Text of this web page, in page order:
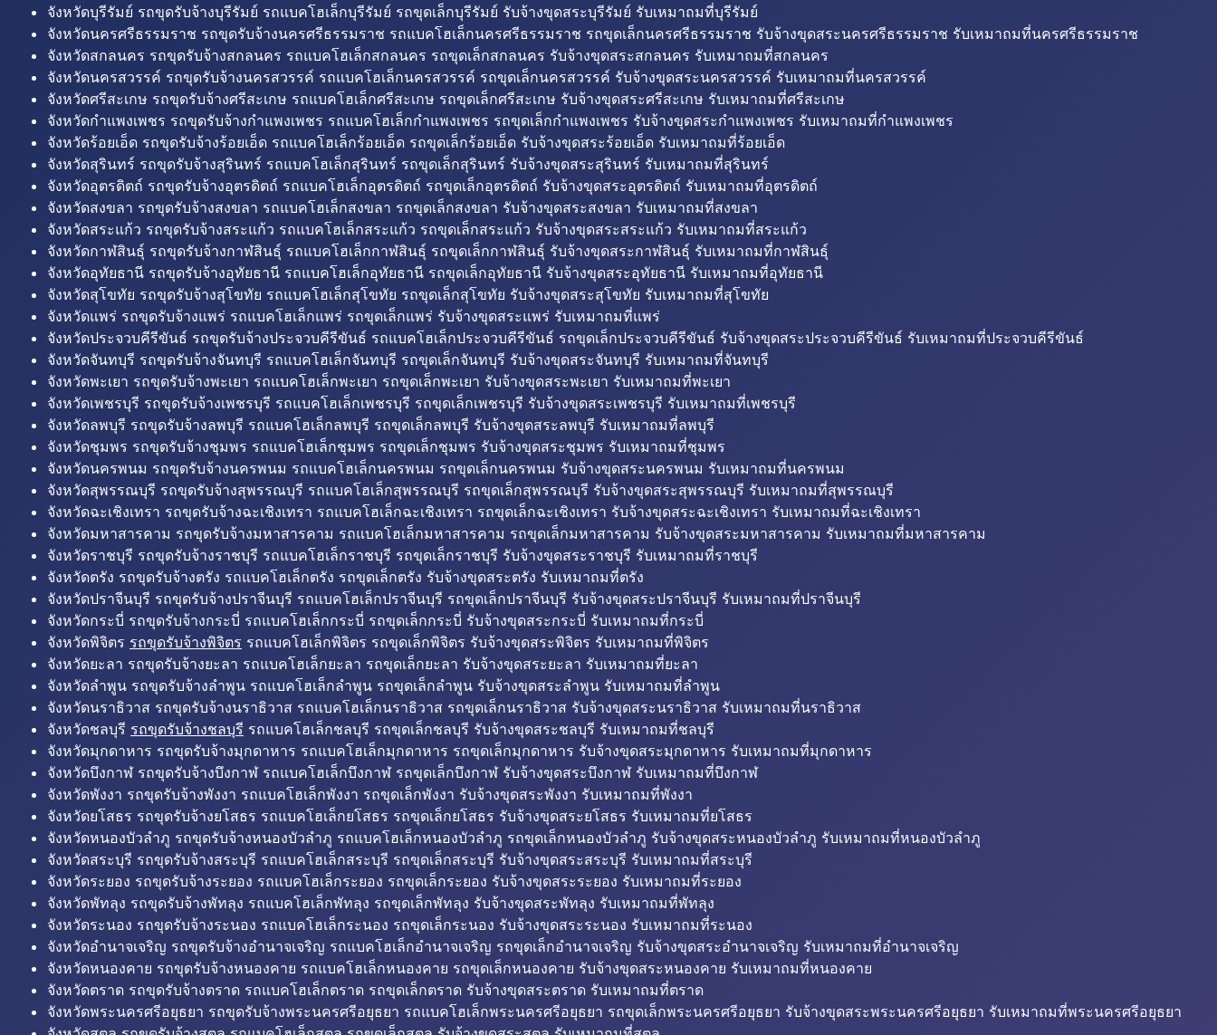
จังหวัดบุรีรัมย์ รถขุดรับจ้างบุรีรัมย์ รถแบคโฮเล็กบุรีรัมย์ รถขุดเล็กบุรีรัมย์ รับจ้างขุดสระบุรีรัมย์ รับเหมาถมที่บุรีรัมย์
จังหวัดนครศรีธรรมราช รถขุดรับจ้างนครศรีธรรมราช รถแบคโฮเล็กนครศรีธรรมราช รถขุดเล็กนครศรีธรรมราช รับจ้างขุดสระนครศรีธรรมราช รับเหมาถมที่นครศรีธรรมราช
จังหวัดสกลนคร รถขุดรับจ้างสกลนคร รถแบคโฮเล็กสกลนคร รถขุดเล็กสกลนคร รับจ้างขุดสระสกลนคร รับเหมาถมที่สกลนคร
จังหวัดนครสวรรค์ รถขุดรับจ้างนครสวรรค์ รถแบคโฮเล็กนครสวรรค์ รถขุดเล็กนครสวรรค์ รับจ้างขุดสระนครสวรรค์ รับเหมาถมที่นครสวรรค์
จังหวัดศรีสะเกษ รถขุดรับจ้างศรีสะเกษ รถแบคโฮเล็กศรีสะเกษ รถขุดเล็กศรีสะเกษ รับจ้างขุดสระศรีสะเกษ รับเหมาถมที่ศรีสะเกษ
จังหวัดกำแพงเพชร รถขุดรับจ้างกำแพงเพชร รถแบคโฮเล็กกำแพงเพชร รถขุดเล็กกำแพงเพชร รับจ้างขุดสระกำแพงเพชร รับเหมาถมที่กำแพงเพชร
จังหวัดร้อยเอ็ด รถขุดรับจ้างร้อยเอ็ด รถแบคโฮเล็กร้อยเอ็ด รถขุดเล็กร้อยเอ็ด รับจ้างขุดสระร้อยเอ็ด รับเหมาถมที่ร้อยเอ็ด
จังหวัดสุรินทร์ รถขุดรับจ้างสุรินทร์ รถแบคโฮเล็กสุรินทร์ รถขุดเล็กสุรินทร์ รับจ้างขุดสระสุรินทร์ รับเหมาถมที่สุรินทร์
จังหวัดอุตรดิตถ์ รถขุดรับจ้างอุตรดิตถ์ รถแบคโฮเล็กอุตรดิตถ์ รถขุดเล็กอุตรดิตถ์ รับจ้างขุดสระอุตรดิตถ์ รับเหมาถมที่อุตรดิตถ์
จังหวัดสงขลา รถขุดรับจ้างสงขลา รถแบคโฮเล็กสงขลา รถขุดเล็กสงขลา รับจ้างขุดสระสงขลา รับเหมาถมที่สงขลา
จังหวัดสระแก้ว รถขุดรับจ้างสระแก้ว รถแบคโฮเล็กสระแก้ว รถขุดเล็กสระแก้ว รับจ้างขุดสระสระแก้ว รับเหมาถมที่สระแก้ว
จังหวัดกาฬสินธุ์ รถขุดรับจ้างกาฬสินธุ์ รถแบคโฮเล็กกาฬสินธุ์ รถขุดเล็กกาฬสินธุ์ รับจ้างขุดสระกาฬสินธุ์ รับเหมาถมที่กาฬสินธุ์
จังหวัดอุทัยธานี รถขุดรับจ้างอุทัยธานี รถแบคโฮเล็กอุทัยธานี รถขุดเล็กอุทัยธานี รับจ้างขุดสระอุทัยธานี รับเหมาถมที่อุทัยธานี
จังหวัดสุโขทัย รถขุดรับจ้างสุโขทัย รถแบคโฮเล็กสุโขทัย รถขุดเล็กสุโขทัย รับจ้างขุดสระสุโขทัย รับเหมาถมที่สุโขทัย
จังหวัดแพร่ รถขุดรับจ้างแพร่ รถแบคโฮเล็กแพร่ รถขุดเล็กแพร่ รับจ้างขุดสระแพร่ รับเหมาถมที่แพร่
จังหวัดประจวบคีรีขันธ์ รถขุดรับจ้างประจวบคีรีขันธ์ รถแบคโฮเล็กประจวบคีรีขันธ์ รถขุดเล็กประจวบคีรีขันธ์ รับจ้างขุดสระประจวบคีรีขันธ์ รับเหมาถมที่ประจวบคีรีขันธ์
จังหวัดจันทบุรี รถขุดรับจ้างจันทบุรี รถแบคโฮเล็กจันทบุรี รถขุดเล็กจันทบุรี รับจ้างขุดสระจันทบุรี รับเหมาถมที่จันทบุรี
จังหวัดพะเยา รถขุดรับจ้างพะเยา รถแบคโฮเล็กพะเยา รถขุดเล็กพะเยา รับจ้างขุดสระพะเยา รับเหมาถมที่พะเยา
จังหวัดเพชรบุรี รถขุดรับจ้างเพชรบุรี รถแบคโฮเล็กเพชรบุรี รถขุดเล็กเพชรบุรี รับจ้างขุดสระเพชรบุรี รับเหมาถมที่เพชรบุรี
จังหวัดลพบุรี รถขุดรับจ้างลพบุรี รถแบคโฮเล็กลพบุรี รถขุดเล็กลพบุรี รับจ้างขุดสระลพบุรี รับเหมาถมที่ลพบุรี
จังหวัดชุมพร รถขุดรับจ้างชุมพร รถแบคโฮเล็กชุมพร รถขุดเล็กชุมพร รับจ้างขุดสระชุมพร รับเหมาถมที่ชุมพร
จังหวัดนครพนม รถขุดรับจ้างนครพนม รถแบคโฮเล็กนครพนม รถขุดเล็กนครพนม รับจ้างขุดสระนครพนม รับเหมาถมที่นครพนม
จังหวัดสุพรรณบุรี รถขุดรับจ้างสุพรรณบุรี รถแบคโฮเล็กสุพรรณบุรี รถขุดเล็กสุพรรณบุรี รับจ้างขุดสระสุพรรณบุรี รับเหมาถมที่สุพรรณบุรี
จังหวัดฉะเชิงเทรา รถขุดรับจ้างฉะเชิงเทรา รถแบคโฮเล็กฉะเชิงเทรา รถขุดเล็กฉะเชิงเทรา รับจ้างขุดสระฉะเชิงเทรา รับเหมาถมที่ฉะเชิงเทรา
จังหวัดมหาสารคาม รถขุดรับจ้างมหาสารคาม รถแบคโฮเล็กมหาสารคาม รถขุดเล็กมหาสารคาม รับจ้างขุดสระมหาสารคาม รับเหมาถมที่มหาสารคาม
จังหวัดราชบุรี รถขุดรับจ้างราชบุรี รถแบคโฮเล็กราชบุรี รถขุดเล็กราชบุรี รับจ้างขุดสระราชบุรี รับเหมาถมที่ราชบุรี
จังหวัดตรัง รถขุดรับจ้างตรัง รถแบคโฮเล็กตรัง รถขุดเล็กตรัง รับจ้างขุดสระตรัง รับเหมาถมที่ตรัง
จังหวัดปราจีนบุรี รถขุดรับจ้างปราจีนบุรี รถแบคโฮเล็กปราจีนบุรี รถขุดเล็กปราจีนบุรี รับจ้างขุดสระปราจีนบุรี รับเหมาถมที่ปราจีนบุรี
จังหวัดกระบี่ รถขุดรับจ้างกระบี่ รถแบคโฮเล็กกระบี่ รถขุดเล็กกระบี่ รับจ้างขุดสระกระบี่ รับเหมาถมที่กระบี่
จังหวัดพิจิตร รถขุดรับจ้างพิจิตร รถแบคโฮเล็กพิจิตร รถขุดเล็กพิจิตร รับจ้างขุดสระพิจิตร รับเหมาถมที่พิจิตร
จังหวัดยะลา รถขุดรับจ้างยะลา รถแบคโฮเล็กยะลา รถขุดเล็กยะลา รับจ้างขุดสระยะลา รับเหมาถมที่ยะลา
จังหวัดลำพูน รถขุดรับจ้างลำพูน รถแบคโฮเล็กลำพูน รถขุดเล็กลำพูน รับจ้างขุดสระลำพูน รับเหมาถมที่ลำพูน
จังหวัดนราธิวาส รถขุดรับจ้างนราธิวาส รถแบคโฮเล็กนราธิวาส รถขุดเล็กนราธิวาส รับจ้างขุดสระนราธิวาส รับเหมาถมที่นราธิวาส
จังหวัดชลบุรี รถขุดรับจ้างชลบุรี รถแบคโฮเล็กชลบุรี รถขุดเล็กชลบุรี รับจ้างขุดสระชลบุรี รับเหมาถมที่ชลบุรี
จังหวัดมุกดาหาร รถขุดรับจ้างมุกดาหาร รถแบคโฮเล็กมุกดาหาร รถขุดเล็กมุกดาหาร รับจ้างขุดสระมุกดาหาร รับเหมาถมที่มุกดาหาร
จังหวัดบึงกาฬ รถขุดรับจ้างบึงกาฬ รถแบคโฮเล็กบึงกาฬ รถขุดเล็กบึงกาฬ รับจ้างขุดสระบึงกาฬ รับเหมาถมที่บึงกาฬ
จังหวัดพังงา รถขุดรับจ้างพังงา รถแบคโฮเล็กพังงา รถขุดเล็กพังงา รับจ้างขุดสระพังงา รับเหมาถมที่พังงา
จังหวัดยโสธร รถขุดรับจ้างยโสธร รถแบคโฮเล็กยโสธร รถขุดเล็กยโสธร รับจ้างขุดสระยโสธร รับเหมาถมที่ยโสธร
จังหวัดหนองบัวลำภู รถขุดรับจ้างหนองบัวลำภู รถแบคโฮเล็กหนองบัวลำภู รถขุดเล็กหนองบัวลำภู รับจ้างขุดสระหนองบัวลำภู รับเหมาถมที่หนองบัวลำภู
จังหวัดสระบุรี รถขุดรับจ้างสระบุรี รถแบคโฮเล็กสระบุรี รถขุดเล็กสระบุรี รับจ้างขุดสระสระบุรี รับเหมาถมที่สระบุรี
จังหวัดระยอง รถขุดรับจ้างระยอง รถแบคโฮเล็กระยอง รถขุดเล็กระยอง รับจ้างขุดสระระยอง รับเหมาถมที่ระยอง
จังหวัดพัทลุง รถขุดรับจ้างพัทลุง รถแบคโฮเล็กพัทลุง รถขุดเล็กพัทลุง รับจ้างขุดสระพัทลุง รับเหมาถมที่พัทลุง
จังหวัดระนอง รถขุดรับจ้างระนอง รถแบคโฮเล็กระนอง รถขุดเล็กระนอง รับจ้างขุดสระระนอง รับเหมาถมที่ระนอง
จังหวัดอำนาจเจริญ รถขุดรับจ้างอำนาจเจริญ รถแบคโฮเล็กอำนาจเจริญ รถขุดเล็กอำนาจเจริญ รับจ้างขุดสระอำนาจเจริญ รับเหมาถมที่อำนาจเจริญ
จังหวัดหนองคาย รถขุดรับจ้างหนองคาย รถแบคโฮเล็กหนองคาย รถขุดเล็กหนองคาย รับจ้างขุดสระหนองคาย รับเหมาถมที่หนองคาย
จังหวัดตราด รถขุดรับจ้างตราด รถแบคโฮเล็กตราด รถขุดเล็กตราด รับจ้างขุดสระตราด รับเหมาถมที่ตราด
จังหวัดพระนครศรีอยุธยา รถขุดรับจ้างพระนครศรีอยุธยา รถแบคโฮเล็กพระนครศรีอยุธยา รถขุดเล็กพระนครศรีอยุธยา รับจ้างขุดสระพระนครศรีอยุธยา รับเหมาถมที่พระนครศรีอยุธยา